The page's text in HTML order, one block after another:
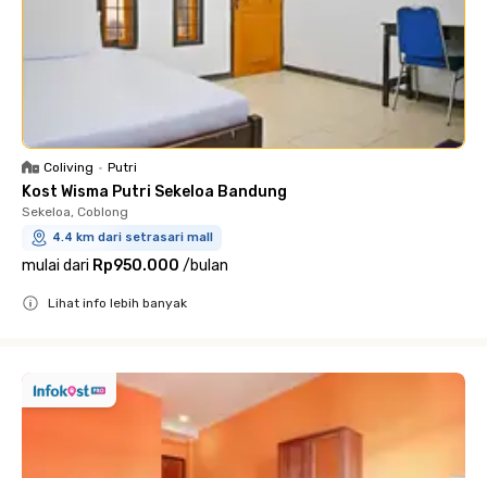
Coliving • Putri
Kost Wisma Putri Sekeloa Bandung
Sekeloa, Coblong
4.4 km dari setrasari mall
mulai dari Rp950.000 /bulan
Lihat info lebih banyak